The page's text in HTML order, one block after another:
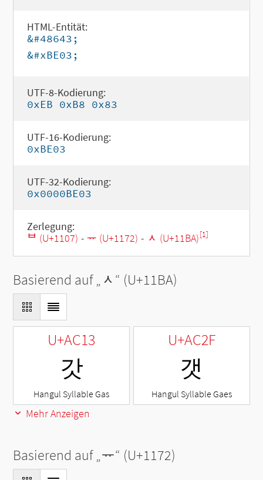
HTML-Entität:
&#48643;
&#xBE03;
UTF-8-Kodierung:
0xEB 0xB8 0x83
UTF-16-Kodierung:
0xBE03
UTF-32-Kodierung:
0x0000BE03
Zerlegung:
ᄇ (U+1107) - ᅲ (U+1172) - ᆺ (U+11BA)[1]
Basierend auf „ᆺ“ (U+11BA)
U+AC13
갓
Hangul Syllable Gas
U+AC2F
갯
Hangul Syllable Gaes
Mehr Anzeigen
Basierend auf „ᅲ“ (U+1172)